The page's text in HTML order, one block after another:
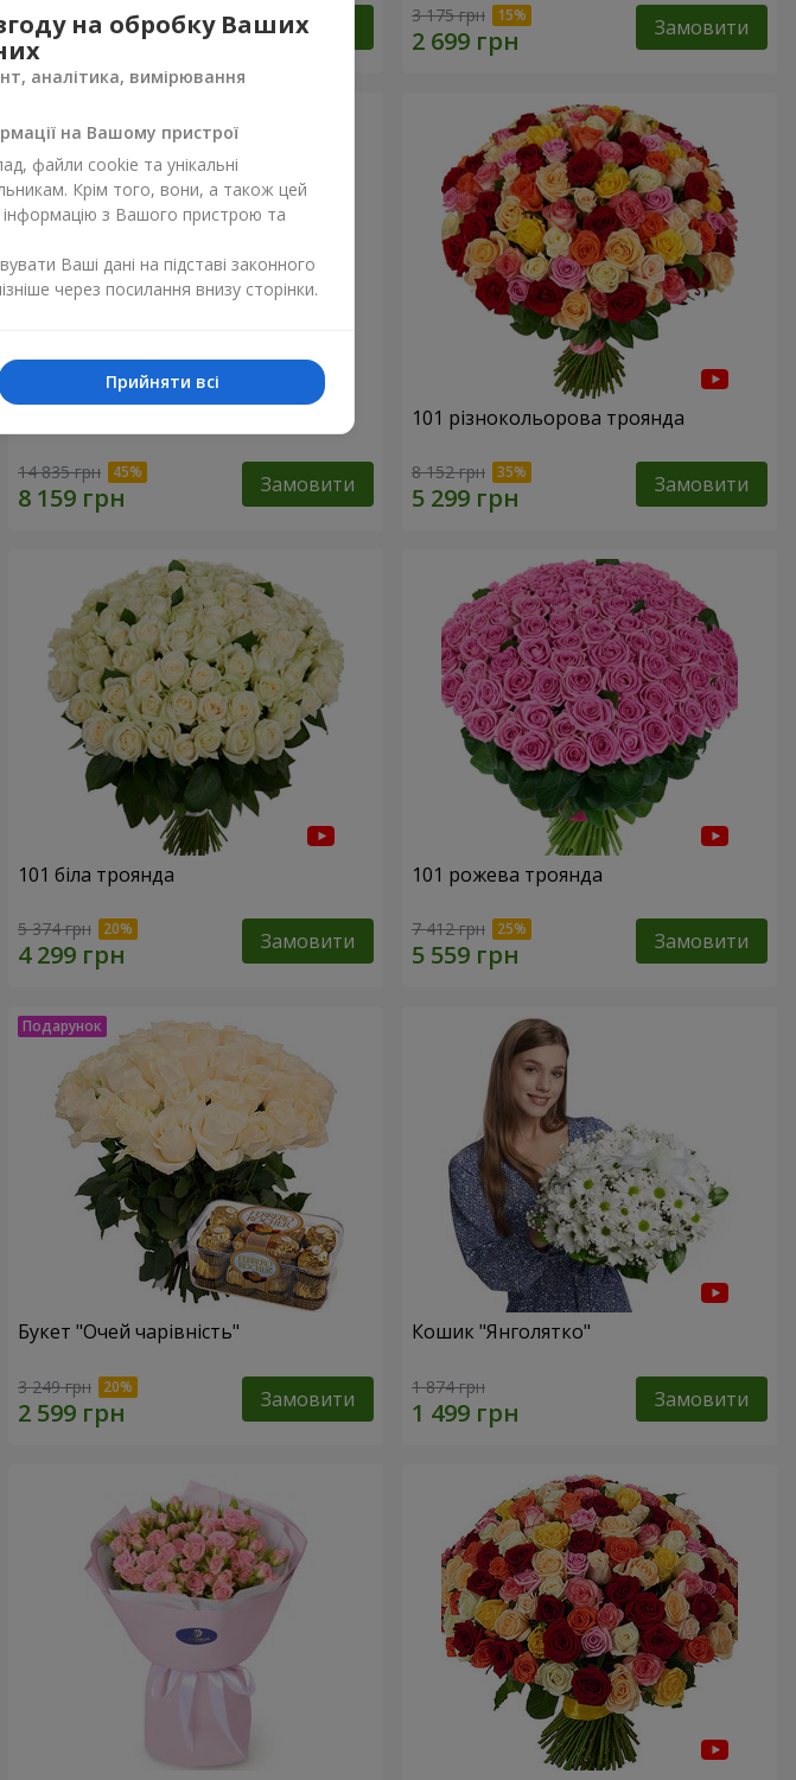
6 713 грн Замовити 3 175 грн Замовити
14 835 грн Замовити
101 різнокольорова троянда
8 152 грн Замовити
101 біла троянда
5 374 грн Замовити
101 рожева троянда
7 412 грн Замовити
Букет "Очей чарівність"
3 249 грн Замовити
Кошик "Янголятко"
1 874 грн Замовити
на обробку Ваших
аналітика, вимірювання
на Вашому пристрої
файли cookie та унікальні
Крім того, вони, а також цей
з Вашого пристрою та
Ваші дані на підставі законного
через посилання внизу сторінки.
Прийняти всі